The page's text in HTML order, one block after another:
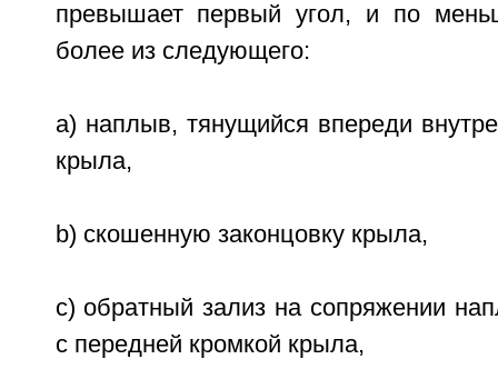
превышает первый угол, и по
более из следующего:
a) наплыв, тянущийся впереди
крыла,
b) скошенную законцовку крыла,
c) обратный зализ на сопряжении
с передней кромкой крыла,